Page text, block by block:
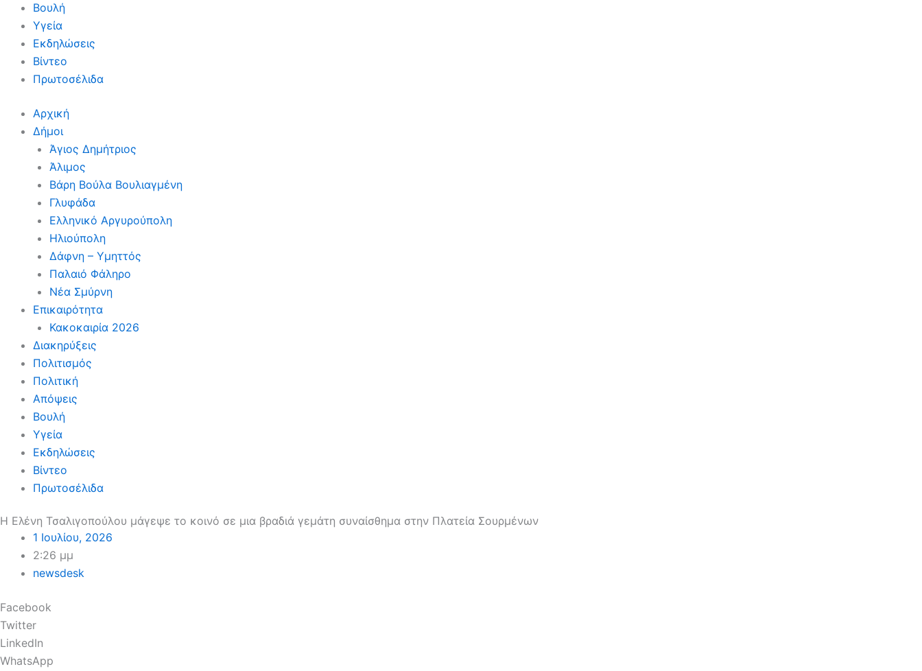
Βουλή
Υγεία
Εκδηλώσεις
Βίντεο
Πρωτοσέλιδα
Αρχική
Δήμοι
Άγιος Δημήτριος
Άλιμος
Βάρη Βούλα Βουλιαγμένη
Γλυφάδα
Ελληνικό Αργυρούπολη
Ηλιούπολη
Δάφνη – Υμηττός
Παλαιό Φάληρο
Νέα Σμύρνη
Επικαιρότητα
Κακοκαιρία 2026
Διακηρύξεις
Πολιτισμός
Πολιτική
Απόψεις
Βουλή
Υγεία
Εκδηλώσεις
Βίντεο
Πρωτοσέλιδα
Η Ελένη Τσαλιγοπούλου μάγεψε το κοινό σε μια βραδιά γεμάτη συναίσθημα στην Πλατεία Σουρμένων
1 Ιουλίου, 2026
2:26 μμ
newsdesk
Facebook
Twitter
LinkedIn
WhatsApp